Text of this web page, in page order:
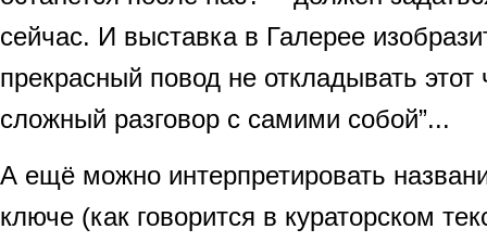
сейчас. И выставка в Галерее
прекрасный повод не откладывать этот
сложный разговор с самими собой”...
А ещё можно интерпретировать
ключе (как говорится в кураторском